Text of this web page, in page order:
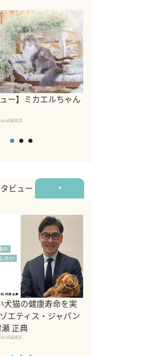
ュー】ミカエルちゃん
編集部
ビュー +
犬猫の健康寿命を実
エティス・ジャパン
正典
編集部